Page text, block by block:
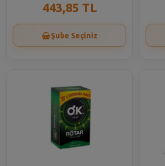
443,85 TL
Şube Seçiniz